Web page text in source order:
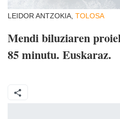
LEIDOR ANTZOKIA, TOLOSA
Mendi biluziaren
85 minutu. Euskaraz.